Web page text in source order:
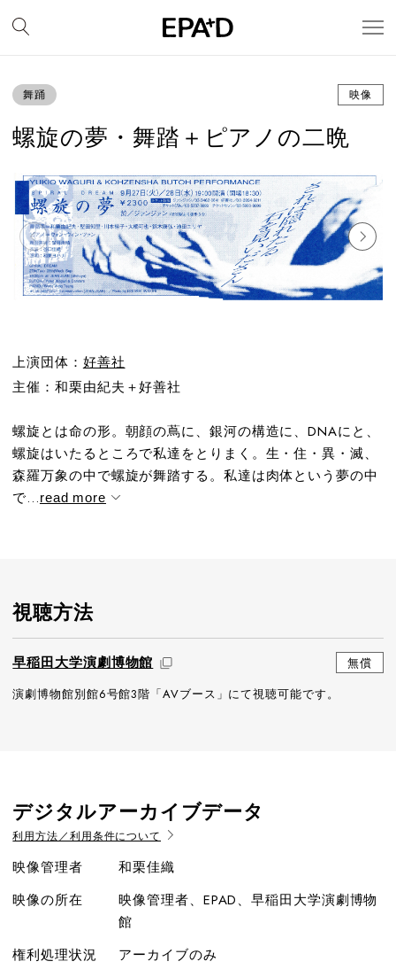
舞踊 映像
螺旋の夢・舞踏＋ピアノの二晩
上演団体： 好善社
主催：和栗由紀夫＋好善社
螺旋とは命の形。朝顔の蔦に、銀河の構造に、DNAにと、
螺旋はいたるところで私達をとりまく。生・住・異・滅、
森羅万象の中で螺旋が舞踏する。私達は肉体という夢の中
で...read more
視聴方法
早稲田大学演劇博物館
無償
演劇博物館別館6号館3階「AVブース」にて視聴可能です。
デジタルアーカイブデータ
利用方法／利用条件について
映像管理者
和栗佳織
映像の所在
映像管理者、EPAD、早稲田大学演劇博物
館
権利処理状況
アーカイブのみ